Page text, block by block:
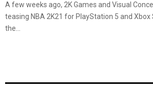
A few weeks ago, 2K Games and Visual
teasing NBA 2K21 for PlayStation 5 and Xbox
the...